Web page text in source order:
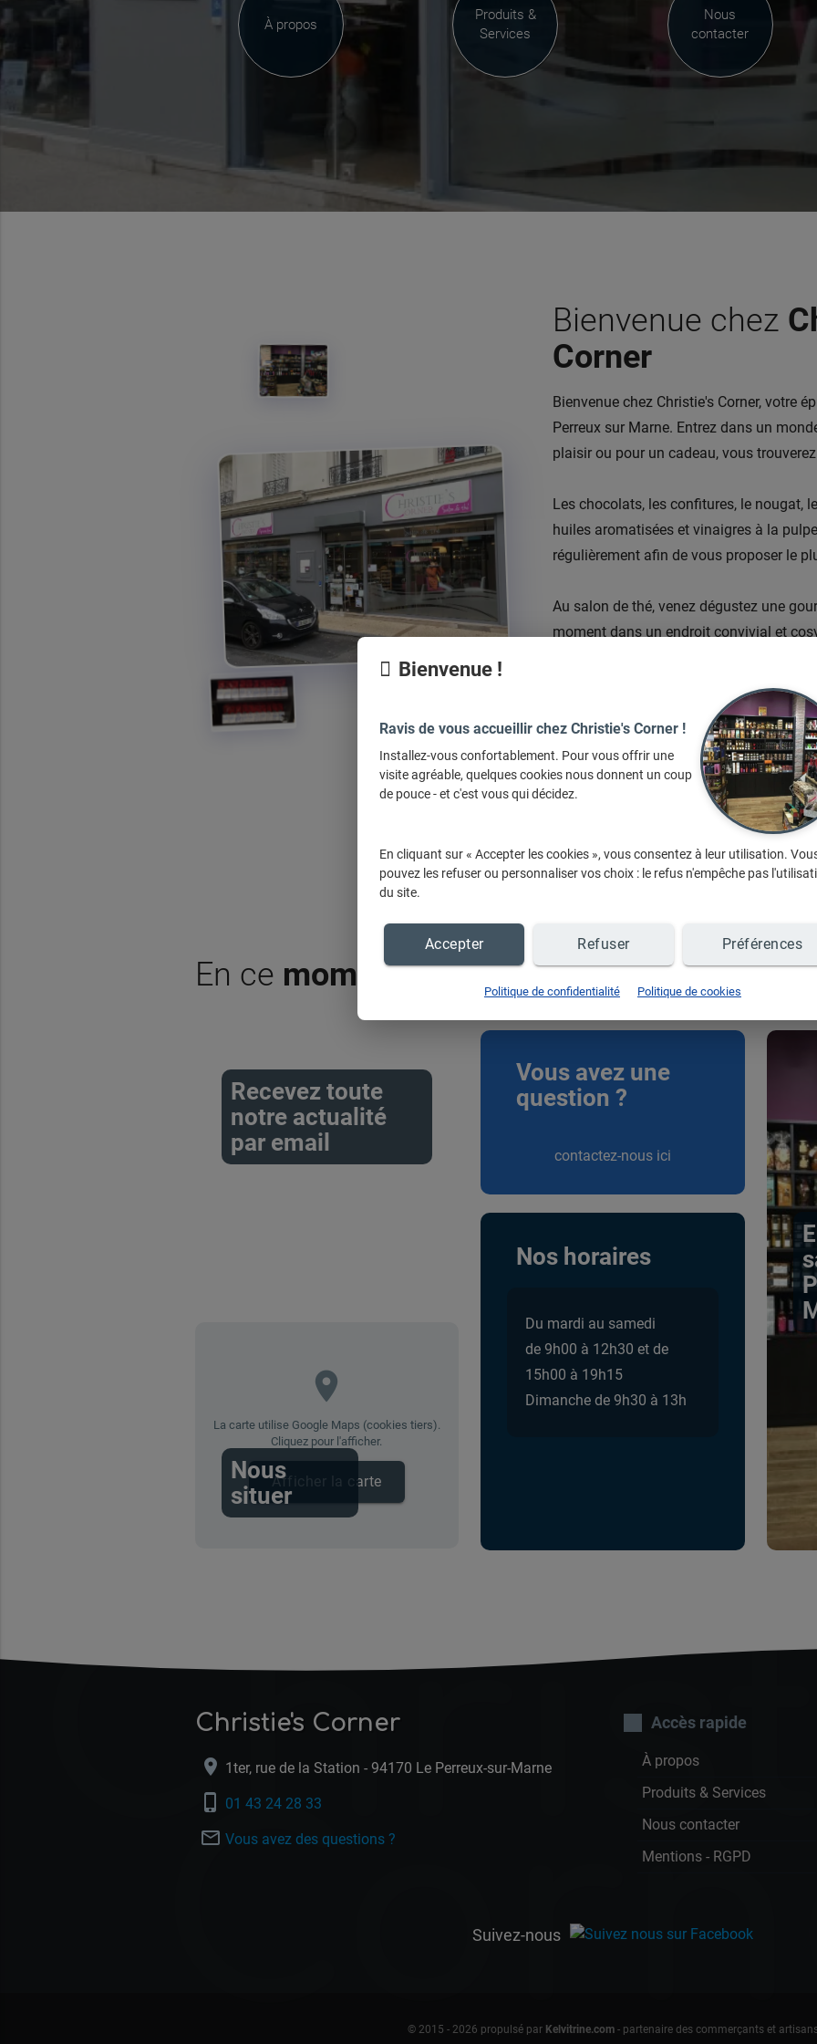
À propos
Produits &
Services
Nous
contacter
Bienvenue chez
Corner
Bienvenue chez Christie's Corner, votre
Perreux sur Marne. Entrez dans un
plaisir ou pour un cadeau, vous
Les chocolats, les confitures, le nougat,
huiles aromatisées et vinaigres à la
régulièrement afin de vous proposer le
Au salon de thé, venez dégustez une
moment dans un endroit convivial et
Nouveau au rayon du thé DAMMANN :
En ce moment...
Recevez toute
notre actualité
par email
place
La carte utilise Google Maps (cookies tiers).
Cliquez pour l'afficher.
Afficher la carte
Nous
situer
Vous avez une
question ?
contactez-nous ici
Nos horaires
Du mardi au samedi
de 9h00 à 12h30 et de
15h00 à 19h15
Dimanche de 9h30 à 13h
Christie's Corner
location_on 1ter, rue de la Station - 94170 Le Perreux-sur-Marne
phone_iphone 01 43 24 28 33
mail_outline Vous avez des questions ?
Accès rapide
À propos
Produits & Services
Nous contacter
Mentions - RGPD
Suivez-nous
© 2015 - 2026 propulsé par Kelvitrine.com- partenaire des commerçants et
Bienvenue !
Ravis de vous accueillir chez Christie's Corner !
Installez-vous confortablement. Pour vous offrir une
visite agréable, quelques cookies nous donnent un coup
de pouce - et c'est vous qui décidez.
En cliquant sur « Accepter les cookies », vous consentez à leur utilisation.
pouvez les refuser ou personnaliser vos choix : le refus n'empêche pas
du site.
Accepter Refuser Préférences
Politique de confidentialité Politique de cookies